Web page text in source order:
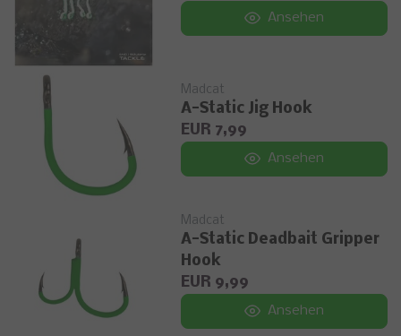
Ansehen
Madcat
A-Static Jig Hook
EUR 7,99
Ansehen
Madcat
A-Static Deadbait Gripper
Hook
EUR 9,99
Ansehen